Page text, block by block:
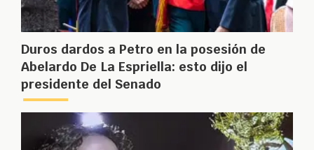
Duros dardos a Petro en la posesión de
Abelardo De La Espriella: esto dijo el
presidente del Senado